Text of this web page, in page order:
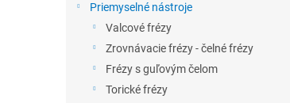
Priemyselné nástroje
Valcové frézy
Zrovnávacie frézy - čelné frézy
Frézy s guľovým čelom
Torické frézy